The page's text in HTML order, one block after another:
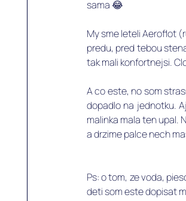
sama 😂
My sme leteli Aeroflot
predu, pred tebou
tak mali konfortnejsi.
A co este, no som
dopadlo na jednotku.
malinka mala ten upal.
a drzime palce nech
Ps: o tom, ze voda,
deti som este dopisat